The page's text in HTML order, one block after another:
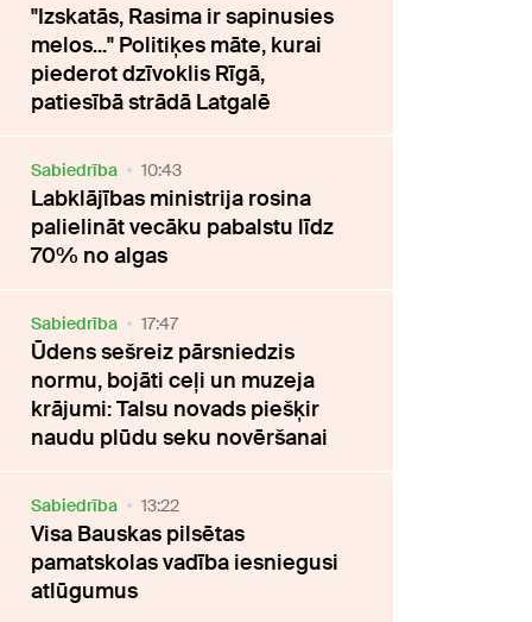
"Izskatās, Rasima ir sapinusies
melos..." Politiķes māte, kurai
piederot dzīvoklis Rīgā,
patiesībā strādā Latgalē
Sabiedrība 10:43
Labklājības ministrija rosina
palielināt vecāku pabalstu līdz
70% no algas
Sabiedrība 17:47
Ūdens sešreiz pārsniedzis
normu, bojāti ceļi un muzeja
krājumi: Talsu novads piešķir
naudu plūdu seku novēršanai
Sabiedrība 13:22
Visa Bauskas pilsētas
pamatskolas vadība iesniegusi
atlūgumus